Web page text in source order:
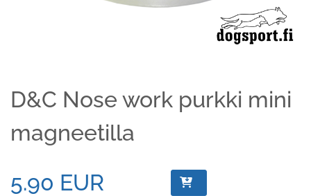
D&C Nose work purkki mini
magneetilla
5.90 EUR